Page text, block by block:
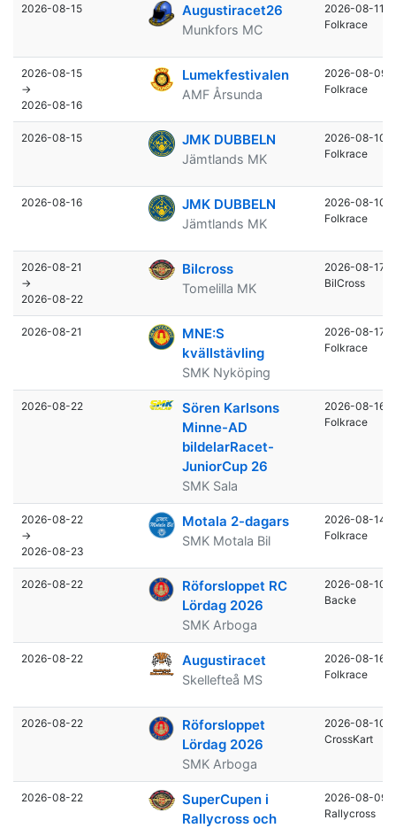
2026-08-15 Augustiracet26
Munkfors MC
2026-08-11
Folkrace
2026-08-15
→
2026-08-16
Lumekfestivalen
AMF Årsunda
2026-08-09
Folkrace
2026-08-15 JMK DUBBELN
Jämtlands MK
2026-08-10
Folkrace
2026-08-16 JMK DUBBELN
Jämtlands MK
2026-08-10
Folkrace
2026-08-21
→
2026-08-22
Bilcross
Tomelilla MK
2026-08-17
BilCross
2026-08-21
MNE:S
kvällstävling
SMK Nyköping
2026-08-17
Folkrace
2026-08-22
Sören Karlsons
Minne-AD
bildelarRacet-
JuniorCup 26
SMK Sala
2026-08-16
Folkrace
2026-08-22
→
2026-08-23
Motala 2-dagars
SMK Motala Bil
2026-08-14
Folkrace
2026-08-22
Röforsloppet RC
Lördag 2026
SMK Arboga
2026-08-10
Backe
2026-08-22 Augustiracet
Skellefteå MS
2026-08-16
Folkrace
2026-08-22
Röforsloppet
Lördag 2026
SMK Arboga
2026-08-10
CrossKart
2026-08-22
SuperCupen i
Rallycross och
2026-08-09
Rallycross